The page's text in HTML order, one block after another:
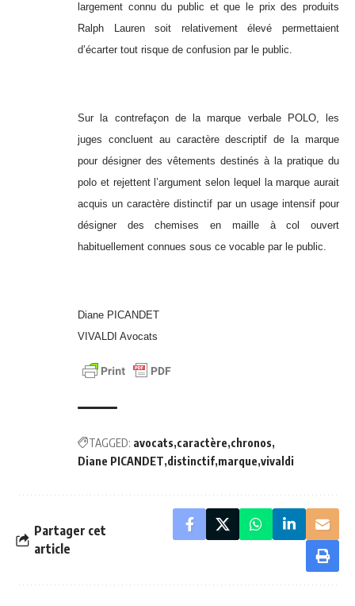
largement connu du public et que le prix des produits
Ralph Lauren soit relativement élevé permettaient
d’écarter tout risque de confusion par le public.
Sur la contrefaçon de la marque verbale POLO, les
juges concluent au caractère descriptif de la marque
pour désigner des vêtements destinés à la pratique du
polo et rejettent l’argument selon lequel la marque aurait
acquis un caractère distinctif par un usage intensif pour
désigner des chemises en maille à col ouvert
habituellement connues sous ce vocable par le public.
Diane PICANDET
VIVALDI Avocats
TAGGED: avocats caractère chronos
Diane PICANDET distinctif marque vivaldi
Partager cet
article